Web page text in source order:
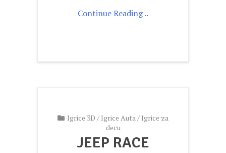
Continue Reading ..
Igrice 3D / Igrice Auta/ Igrice za
decu
JEEP RACE